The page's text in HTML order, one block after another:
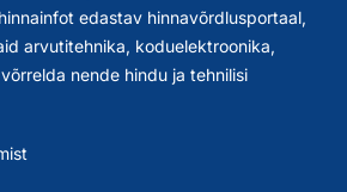
edastav hinnavõrdlusportaal,
arvutitehnika, koduelektroonika,
nende hindu ja tehnilisi